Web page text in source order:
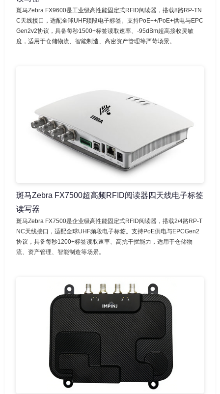
斑马Zebra FX9600是工业级高性能固定式RFID阅读器，搭载8路RP-TN
C天线接口，适配全球UHF频段电子标签。支持PoE++/PoE+供电与EPC
Gen2v2协议，具备每秒1500+标签读取速率、-95dBm超高接收灵敏
度，适用于仓储物流、智能制造、高密资产管理等严苛场景。
斑马Zebra FX7500超高频RFID阅读器四天线电子标签
读写器
斑马Zebra FX7500是企业级高性能固定式RFID阅读器，搭载2/4路RP-T
NC天线接口，适配全球UHF频段电子标签。支持PoE供电与EPCGen2
协议，具备每秒1200+标签读取速率、高抗干扰能力，适用于仓储物
流、资产管理、智能制造等场景。